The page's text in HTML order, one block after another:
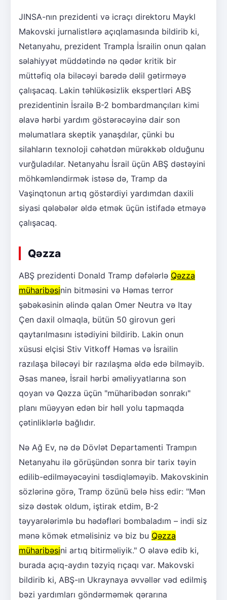
JINSA-nın prezidenti və icraçı direktoru Maykl
Makovski jurnalistlərə açıqlamasında bildirib ki,
Netanyahu, prezident Trampla İsrailin onun qalan
səlahiyyət müddətində nə qədər kritik bir
müttəfiq ola biləcəyi barədə dəlil gətirməyə
çalışacaq. Lakin təhlükəsizlik ekspertləri ABŞ
prezidentinin İsrailə B-2 bombardmançıları kimi
əlavə hərbi yardım göstərəcəyinə dair son
məlumatlara skeptik yanaşdılar, çünki bu
silahların texnoloji cəhətdən mürəkkəb olduğunu
vurğuladılar. Netanyahu İsrail üçün ABŞ dəstəyini
möhkəmləndirmək istəsə də, Tramp da
Vaşinqtonun artıq göstərdiyi yardımdan daxili
siyasi qələbələr əldə etmək üçün istifadə etməyə
çalışacaq.
Qəzza
ABŞ prezidenti Donald Tramp dəfələrlə Qəzza
müharibəsinin bitməsini və Həmas terror
şəbəkəsinin əlində qalan Omer Neutra və Itay
Çen daxil olmaqla, bütün 50 girovun geri
qaytarılmasını istədiyini bildirib. Lakin onun
xüsusi elçisi Stiv Vitkoff Həmas və İsrailin
razılaşa biləcəyi bir razılaşma əldə edə bilməyib.
Əsas maneə, İsrail hərbi əməliyyatlarına son
qoyan və Qəzza üçün "müharibədən sonrakı"
planı müəyyən edən bir həll yolu tapmaqda
çətinliklərlə bağlıdır.
Nə Ağ Ev, nə də Dövlət Departamenti Trampın
Netanyahu ilə görüşündən sonra bir tarix təyin
edilib-edilməyəcəyini təsdiqləməyib. Makovskinin
sözlərinə görə, Tramp özünü belə hiss edir: "Mən
sizə dəstək oldum, iştirak etdim, B-2
təyyarələrimlə bu hədəfləri bombaladım – indi siz
mənə kömək etməlisiniz və biz bu Qəzza
müharibəsini artıq bitirməliyik." O əlavə edib ki,
burada açıq-aydın təzyiq rıçaqı var. Makovski
bildirib ki, ABŞ-ın Ukraynaya əvvəllər vəd edilmiş
bəzi yardımları göndərməmək qərarına